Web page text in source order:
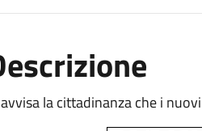
la cittadinanza che i